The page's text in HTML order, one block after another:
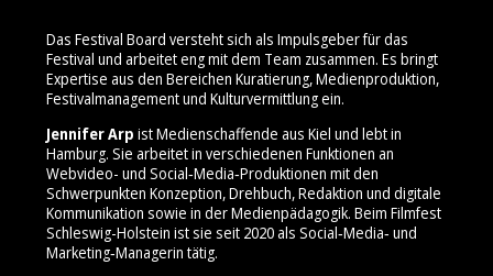
Das Festival Board versteht sich als Impulsgeber für das
Festival und arbeitet eng mit dem Team zusammen. Es bringt
Expertise aus den Bereichen Kuratierung, Medienproduktion,
Festivalmanagement und Kulturvermittlung ein.
Jennifer Arp ist Medienschaffende aus Kiel und lebt in
Hamburg. Sie arbeitet in verschiedenen Funktionen an
Webvideo- und Social‑Media‑Produktionen mit den
Schwerpunkten Konzeption, Drehbuch, Redaktion und digitale
Kommunikation sowie in der Medienpädagogik. Beim Filmfest
Schleswig-Holstein ist sie seit 2020 als Social‑Media‑ und
Marketing‑Managerin tätig.